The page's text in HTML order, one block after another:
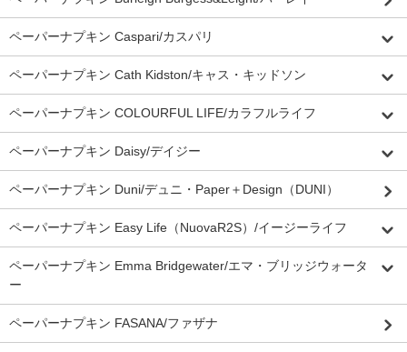
ペーパーナプキン Caspari/カスパリ
ペーパーナプキン Cath Kidston/キャス・キッドソン
ペーパーナプキン COLOURFUL LIFE/カラフルライフ
ペーパーナプキン Daisy/デイジー
ペーパーナプキン Duni/デュニ・Paper＋Design（DUNI）
ペーパーナプキン Easy Life（NuovaR2S）/イージーライフ
ペーパーナプキン Emma Bridgewater/エマ・ブリッジウォータ
ー
ペーパーナプキン FASANA/ファザナ